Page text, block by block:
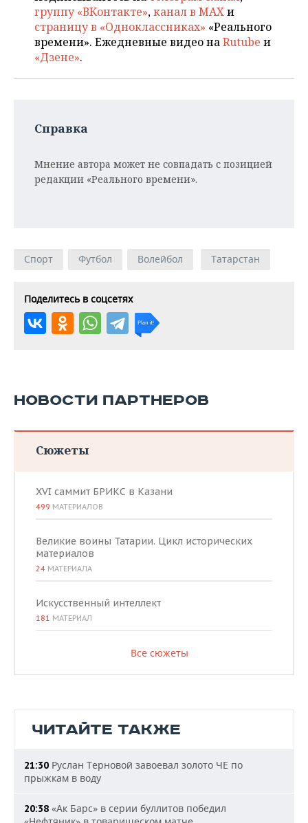
группу «ВКонтакте»,канал в MAXи
страницу в «Одноклассниках» «Реального
времени». Ежедневные видео наRutube и
«Дзене».
Справка
Мнение автора может не совпадать с позицией
редакции «Реального времени».
Спорт Футбол Волейбол Татарстан
Поделитесь в соцсетях
НОВОСТИ ПАРТНЕРОВ
Сюжеты
XVI саммит БРИКС в Казани
499 МАТЕРИАЛОВ
Великие воины Татарии. Цикл исторических
материалов
24 МАТЕРИАЛА
Искусственный интеллект
181 МАТЕРИАЛ
Все сюжеты
ЧИТАЙТЕ ТАКЖЕ
21:30 Руслан Терновой завоевал золото ЧЕ по
прыжкам в воду
20:38 «Ак Барс» в серии буллитов победил